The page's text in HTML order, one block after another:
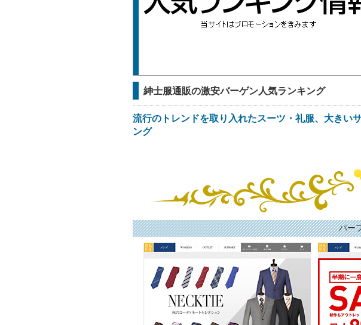
紳士服通販の激安バーゲン人気ランキング
流行のトレンドを取り入れたスーツ・礼服、大きい
ング
パー